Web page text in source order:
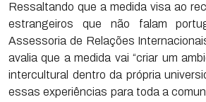
Ressaltando que a medida visa ao
estrangeiros que não falam
Assessoria de Relações
avalia que a medida vai “criar um
intercultural dentro da própria
essas experiências para toda a